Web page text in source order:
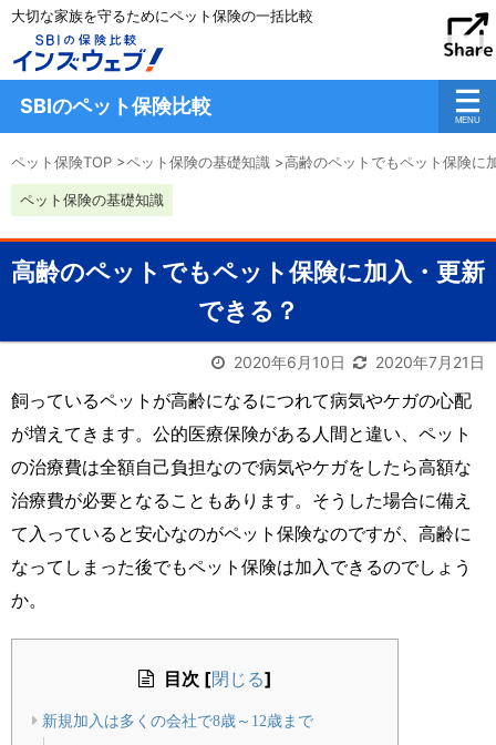
大切な家族を守るためにペット保険の一括比較
SBIのペット保険比較
ペット保険TOP >ペット保険の基礎知識 >高齢のペットでもペット保険に
ペット保険の基礎知識
高齢のペットでもペット保険に加入・更新
できる？
2020年6月10日 2020年7月21日
飼っているペットが高齢になるにつれて病気やケガの心配
が増えてきます。公的医療保険がある人間と違い、ペット
の治療費は全額自己負担なので病気やケガをしたら高額な
治療費が必要となることもあります。そうした場合に備え
て入っていると安心なのがペット保険なのですが、高齢に
なってしまった後でもペット保険は加入できるのでしょう
か。
目次 [閉じる]
新規加入は多くの会社で8歳～12歳まで